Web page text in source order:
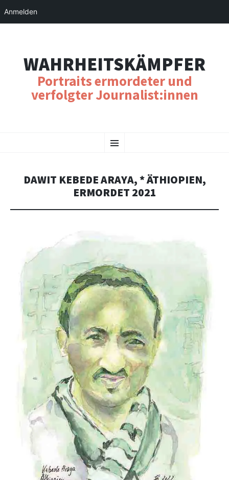
WAHRHEITSKÄMPFER
Portraits ermordeter und
verfolgter Journalist:innen
Menu
TO
DAWIT KEBEDE ARAYA, * ÄTHIOPIEN,
ERMORDET 2021
Anmelden